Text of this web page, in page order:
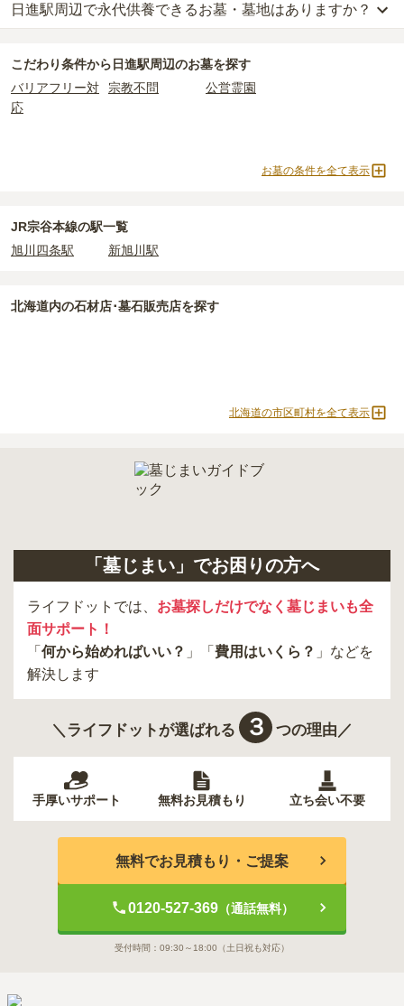
ります。
れているケースがほとんどです。
主な条件として、遺骨がすでにある、該当の市区町村に一定年数以
上住んでいるなどが挙げられます。
契約条件の詳細は、各霊園のページをご確認いただくか、資料請求
日進駅周辺には、樹木葬の掲載がありません。
自然葬をお考えの場合は、海洋散骨もご検討ください。
日進駅周辺で永代供養できるお墓・墓地はありますか？
永代供養をお考えの場合は、海洋散骨もご検討ください。
こだわり条件から 日進駅周辺のお墓を探す
バリアフリー対
応
宗教不問 公営霊園
お墓の条件を全て表示
JR宗谷本線の駅一覧
旭川四条駅
新旭川駅
北海道内の石材店･墓石販売店を探す
北海道の市区町村を全て表示
「墓じまい」でお困りの方へ
ライフドットでは、 お墓探しだけでなく墓じまいも全
面サポート！
「 何から始めればいい？ 」「 費用はいくら？ 」などを
解決します
＼ライフドットが選ばれる ３ つの理由／
手厚いサポート 無料お見積もり 立ち会い不要
無料でお見積もり・ご提案
0120-527-369（通話無料）
受付時間： 09:30～18:00 （土日祝も対応）